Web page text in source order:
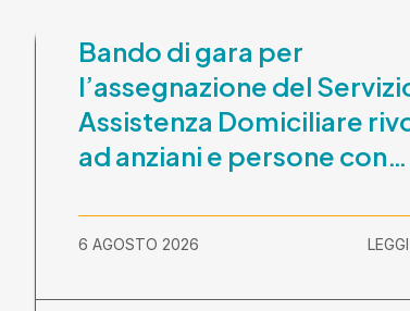
Bando di gara per
l’assegnazione del
Assistenza Domiciliare
ad anziani e persone con
ottobre 2026-30
2029
6 AGOSTO 2026